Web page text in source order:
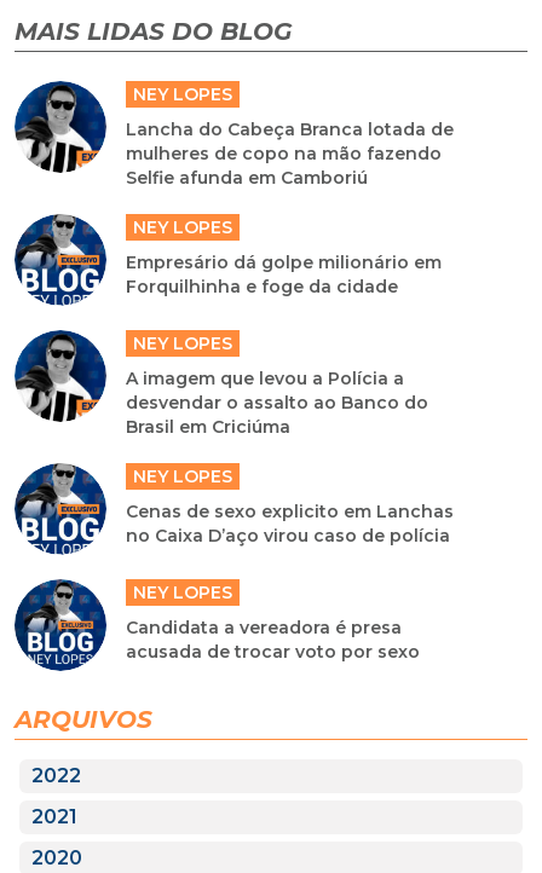
MAIS LIDAS DO BLOG
NEY LOPES
Lancha do Cabeça Branca lotada de
mulheres de copo na mão fazendo
Selfie afunda em Camboriú
NEY LOPES
Empresário dá golpe milionário em
Forquilhinha e foge da cidade
NEY LOPES
A imagem que levou a Polícia a
desvendar o assalto ao Banco do
Brasil em Criciúma
NEY LOPES
Cenas de sexo explicito em Lanchas
no Caixa D’aço virou caso de polícia
NEY LOPES
Candidata a vereadora é presa
acusada de trocar voto por sexo
ARQUIVOS
2022
2021
2020